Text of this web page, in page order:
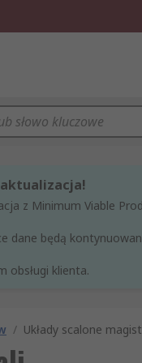
z Minimum Viable
dane będą
obsługi klienta.
/ Układy scalone